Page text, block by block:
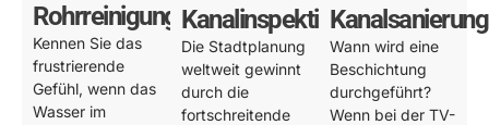
Rohrreinigung
Kennen Sie das
frustrierende
Gefühl, wenn das
Wasser im
Kanalinspektion
Die Stadtplanung
weltweit gewinnt
durch die
fortschreitende
Kanalsanierung
Wann wird eine
Beschichtung
durchgeführt?
Wenn bei der TV-